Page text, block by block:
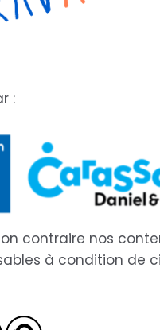
:
contraire nos
à condition de